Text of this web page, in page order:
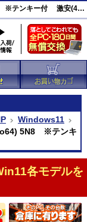
【即納パソコン】ProBook 450 G6 (Win11pro64) 5N8 ※テンキー付 激安(46953)
Windows11
5N8 ※テンキ
各モデルを